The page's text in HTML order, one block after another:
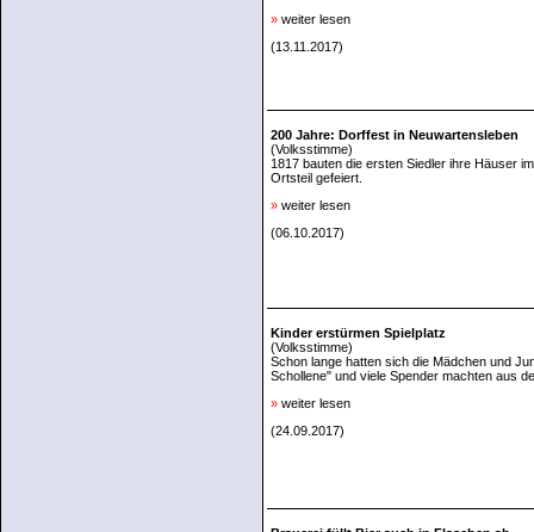
» weiter lesen
(13.11.2017)
200 Jahre: Dorffest in Neuwartensleben
(Volksstimme)
1817 bauten die ersten Siedler ihre Häuser
Ortsteil gefeiert.
» weiter lesen
(06.10.2017)
Kinder erstürmen Spielplatz
(Volksstimme)
Schon lange hatten sich die Mädchen und
Schollene" und viele Spender machten aus
» weiter lesen
(24.09.2017)